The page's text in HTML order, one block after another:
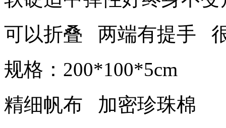
可以折叠 两端有提手
规格：200*100*5cm
精细帆布 加密珍珠棉